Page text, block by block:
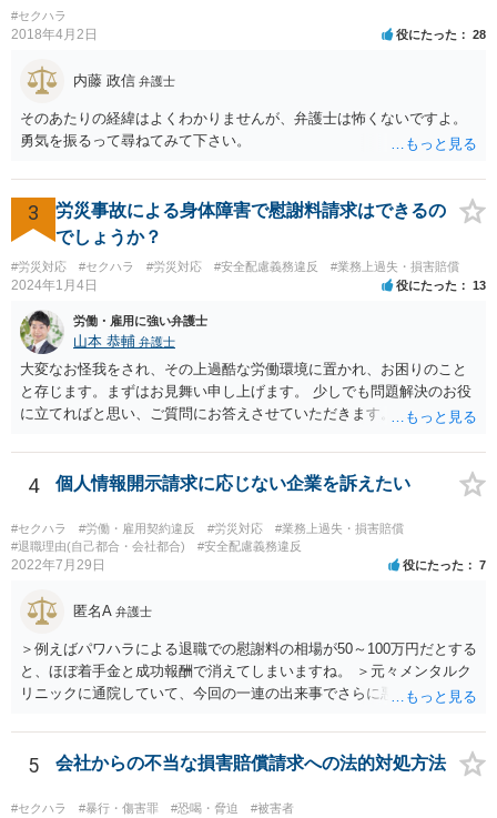
#セクハラ
2018年4月2日 役にたった 28
内藤 政信 弁護士
そのあたりの経緯はよくわかりませんが、弁護士は怖くないですよ。
勇気を振るって尋ねてみて下さい。
3
労災事故による身体障害で慰謝料請求はできるの
でしょうか？
#労災対応 #セクハラ #労災対応 #安全配慮義務違反 #業務上過失・損害賠償
2024年1月4日 役にたった 13
労働・雇用に強い弁護士
山本 恭輔 弁護士
大変なお怪我をされ、その上過酷な労働環境に置かれ、お困りのこと
と存じます。まずはお見舞い申し上げます。 少しでも問題解決のお役
に立てればと思い、ご質問にお答えさせていただきます。 ご相談者の
我に関しては労災保険からの給付や会社からの損害賠償が、過重労働
に関しては未払残業代の支払が受けられる可能性がある事案とお見受
様々な事情のヒアリングや証拠資料の検討が必要になるため、今後の
方針の検討も含め、一度面談にて法律相談をされることをおすすめし
ます。
4 個人情報開示請求に応じない企業を訴えたい
#セクハラ #労働・雇用契約違反 #労災対応
#業務上過失・損害賠償
#退職理由(自己都合・会社都合)
#安全配慮義務違反
2022年7月29日 役にたった 7
匿名A 弁護士
＞例えばパワハラによる退職での慰謝料の相場が50～100万円だとする
と、ほぼ着手金と成功報酬で消えてしまいますね。 ＞元々メンタルク
リニックに通院していて、今回の一連の出来事でさらに悪化した事実
万が一、慰謝料請求が認められるにしても金額としては微々たるもの
かと思いますが、依頼する弁護士に詳細を説明したうえで指示を仰い
5 会社からの不当な損害賠償請求への法的対処方法
#セクハラ #暴行・傷害罪 #恐喝・脅迫 #被害者